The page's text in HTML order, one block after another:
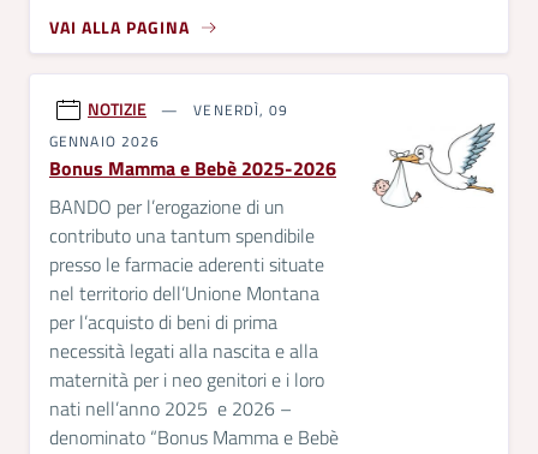
VAI ALLA PAGINA
NOTIZIE
VENERDÌ, 09
GENNAIO 2026
Bonus Mamma e Bebè 2025-2026
BANDO per l’erogazione di un
contributo una tantum spendibile
presso le farmacie aderenti situate
nel territorio dell’Unione Montana
per l’acquisto di beni di prima
necessità legati alla nascita e alla
maternità per i neo genitori e i loro
nati nell’anno 2025 e 2026 –
denominato “Bonus Mamma e Bebè